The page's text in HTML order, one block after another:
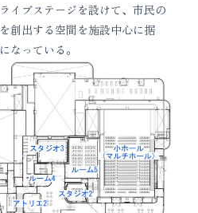
イブステージを設けて、市民の
創出する空間を施設中心に据
なっている。